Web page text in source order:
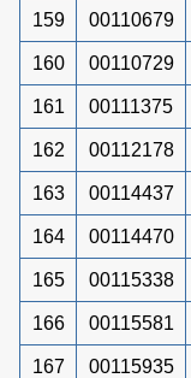
159 00110679
160 00110729
161 00111375
162 00112178
163 00114437
164 00114470
165 00115338
166 00115581
167 00115935